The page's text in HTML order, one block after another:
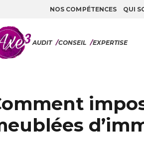
NOS COMPÉTENCES QUI
AUDIT /CONSEIL /EXPERTISE